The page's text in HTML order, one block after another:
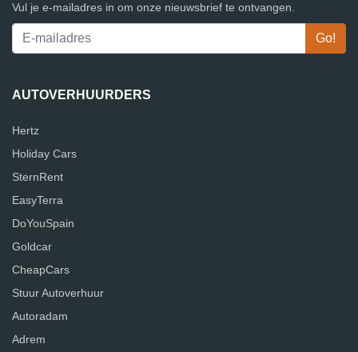
Vul je e-mailadres in om onze nieuwsbrief te ontvangen.
AUTOVERHUURDERS
Hertz
Holiday Cars
SternRent
EasyTerra
DoYouSpain
Goldcar
CheapCars
Stuur Autoverhuur
Autoradam
Adrem